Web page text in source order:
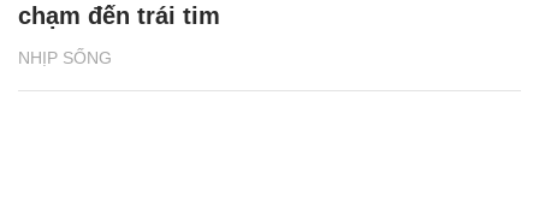
NHỊP SỐNG
chạm đến trái tim